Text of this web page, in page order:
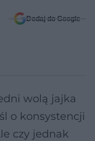
Dodaj do Google
wolą jajka
o konsystencji
czy jednak